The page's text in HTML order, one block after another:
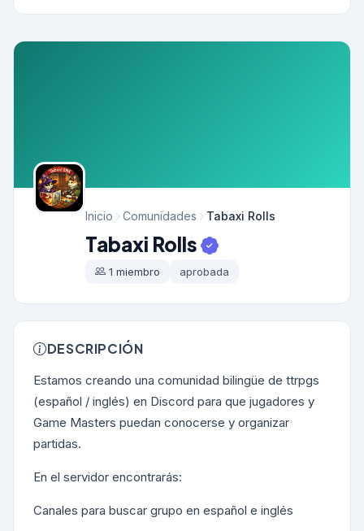
Inicio Comunidades Tabaxi Rolls
Tabaxi Rolls
1 miembro aprobada
DESCRIPCIÓN
Estamos creando una comunidad bilingüe de ttrpgs
(español / inglés) en Discord para que jugadores y
Game Masters puedan conocerse y organizar
partidas.
En el servidor encontrarás:
Canales para buscar grupo en español e inglés